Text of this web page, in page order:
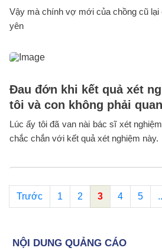
Vậy mà chính vợ mới của chồng cũ
yên
Đau đớn khi kết quả xét
tôi và con không phải
Lúc ấy tôi đã van nài bác sĩ xét
chắc chắn với kết quả xét nghiệm này.
Trước 1 2 3 4 5